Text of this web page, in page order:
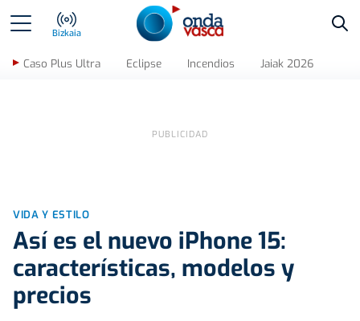
Bizkaia
Caso Plus Ultra Eclipse Incendios Jaiak 2026
VIDA Y ESTILO
Así es el nuevo iPhone 15:
características, modelos y
precios